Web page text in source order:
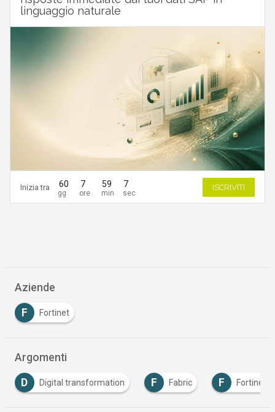
linguaggio naturale
Inizia tra 60 7 59 6 ISCRIVITI
Aziende
F Fortinet
Argomenti
D Digital transformation F Fabric F Fortinet